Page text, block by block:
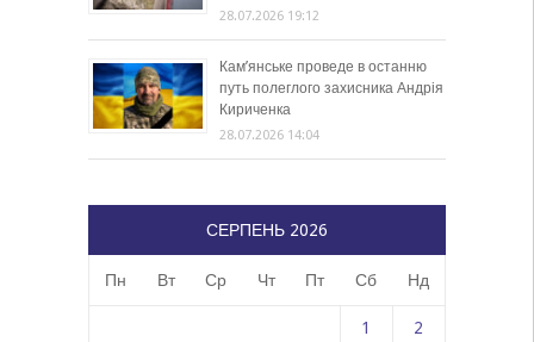
28.07.2026 19:12
Кам’янське проведе в останню
путь полеглого захисника Андрія
Кириченка
28.07.2026 14:04
СЕРПЕНЬ 2026
Пн Вт Ср Чт Пт Сб Нд
1 2